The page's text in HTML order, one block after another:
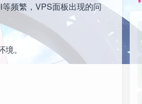
频繁，VPS面板出现的问
。